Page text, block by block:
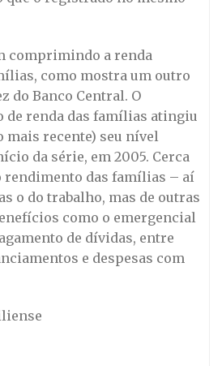
comprimindo a renda
como mostra um outro
do Banco Central. O
renda das famílias atingiu
mais recente) seu nível
da série, em 2005. Cerca
rendimento das famílias – aí
o do trabalho, mas de outras
como o emergencial
de dívidas, entre
e despesas com